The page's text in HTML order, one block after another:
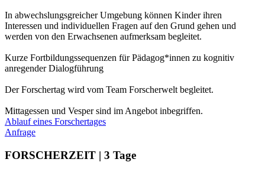
In abwechslungsgreicher Umgebung können Kinder ihren
Interessen und individuellen Fragen auf den Grund gehen und
werden von den Erwachsenen aufmerksam begleitet.
Kurze Fortbildungssequenzen für Pädagog*innen zu kognitiv
anregender Dialogführung
Der Forschertag wird vom Team Forscherwelt begleitet.
Mittagessen und Vesper sind im Angebot inbegriffen.​
Ablauf eines Forschertages
Anfrage
FORSCHERZEIT | 3 Tage